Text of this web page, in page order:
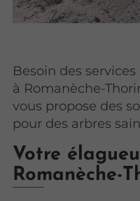
Besoin des
à Romanèche-
vous propose des
pour des arbres
Votre
Romanèche-